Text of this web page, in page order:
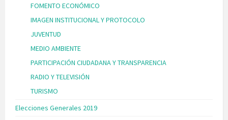
FOMENTO ECONÓMICO
IMAGEN INSTITUCIONAL Y PROTOCOLO
JUVENTUD
MEDIO AMBIENTE
PARTICIPACIÓN CIUDADANA Y TRANSPARENCIA
RADIO Y TELEVISIÓN
TURISMO
Elecciones Generales 2019